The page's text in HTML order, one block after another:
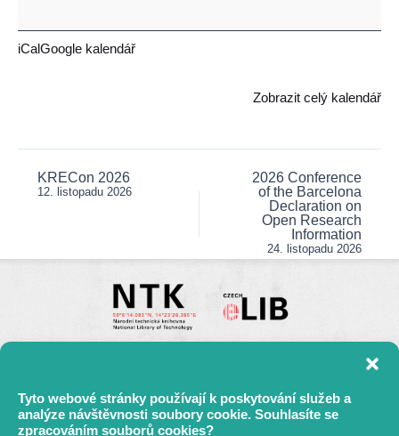
Tyto webové stránky používají k poskytování služeb a
analýze návštěvnosti soubory cookie. Souhlasíte se
zpracováním souborů cookies?
Open
iCalGoogle kalendář
Zobrazit celý kalendář
Post
navigation
KRECon 2026
12. listopadu 2026
2026 Conference
of the Barcelona
Declaration on
Open Research
Information
24. listopadu 2026